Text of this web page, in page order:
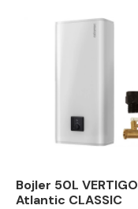
Bojler 50L VERTIGO
Atlantic CLASSIC